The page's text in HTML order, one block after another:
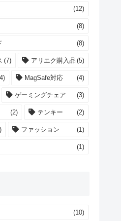
(12)
(8)
(8)
(7) アリエク購入品 (5)
MagSafe対応 (4)
ゲーミングチェア (3)
(2) テンキー (2)
ファッション (1)
(1)
(10)